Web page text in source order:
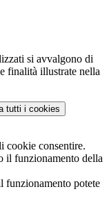
si avvalgono di
finalità illustrate nella
tutti i cookies
cookie consentire.
il funzionamento della
funzionamento potete